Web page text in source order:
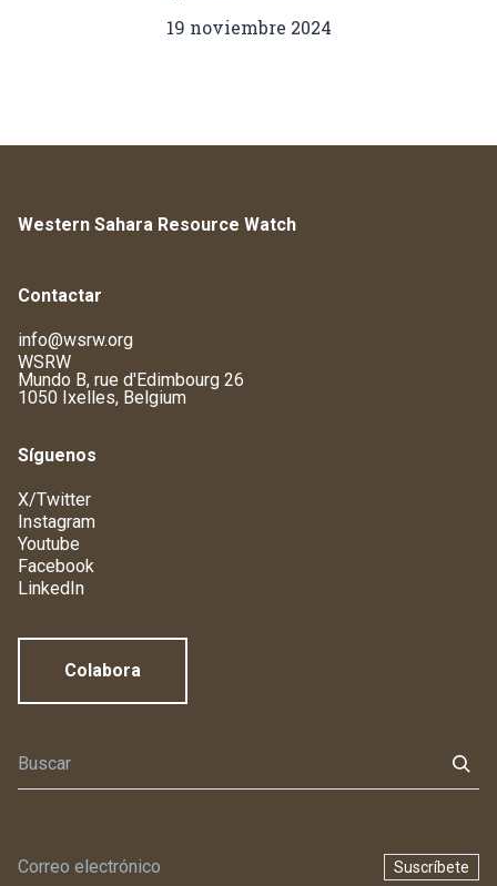
19 noviembre 2024
Western Sahara Resource Watch
Contactar
info@wsrw.org
WSRW
Mundo B, rue d'Edimbourg 26
1050 Ixelles, Belgium
Síguenos
X/Twitter
Instagram
Youtube
Facebook
LinkedIn
Colabora
Suscríbete